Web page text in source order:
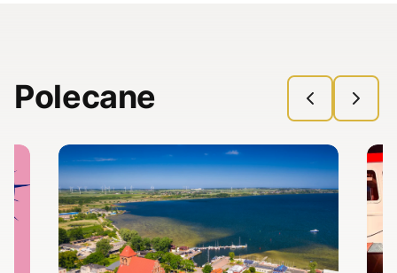
Polecane